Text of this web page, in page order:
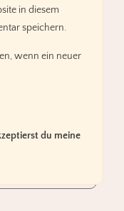
in diesem
speichern.
wenn ein neuer
du meine